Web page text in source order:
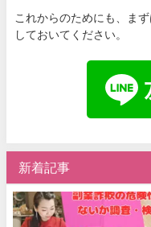
これからのためにも、ま
しておいてください。
新着記事